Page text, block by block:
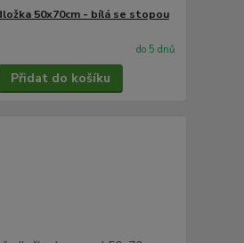
50x70cm - bílá se stopou
do 5 dnů
Přidat do košíku